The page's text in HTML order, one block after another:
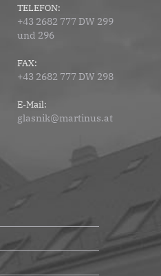
TELEFON:
+43 2682 777 DW 299
und 296
FAX:
+43 2682 777 DW 298
E-Mail:
glasnik@martinus.at